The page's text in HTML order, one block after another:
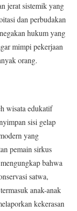
jerat sistemik yang
dan perbudakan
hukum yang
mimpi pekerjaan
orang.
wisata edukatif
sisi gelap
yang
pemain sirkus
bahwa
satwa,
anak-anak
kekerasan